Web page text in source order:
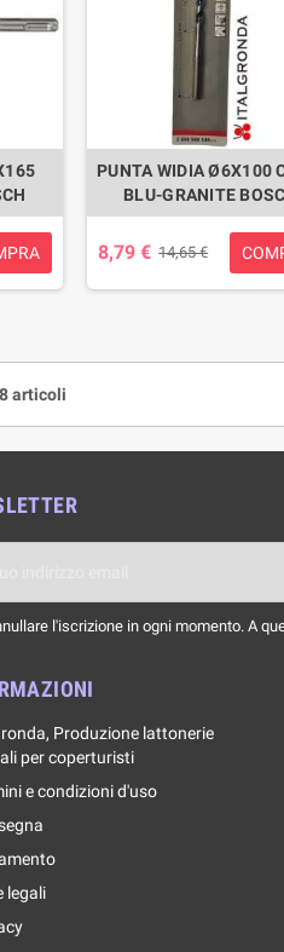
PUNTA WIDIA Ø6X100
BLU-GRANITE
8,79 € 14,65 €
articoli
l'iscrizione in ogni momento. A
Produzione lattonerie
per coperturisti
e condizioni d'uso
legali